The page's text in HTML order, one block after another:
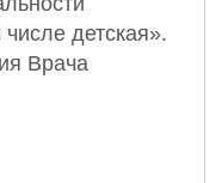
детская».
Врача